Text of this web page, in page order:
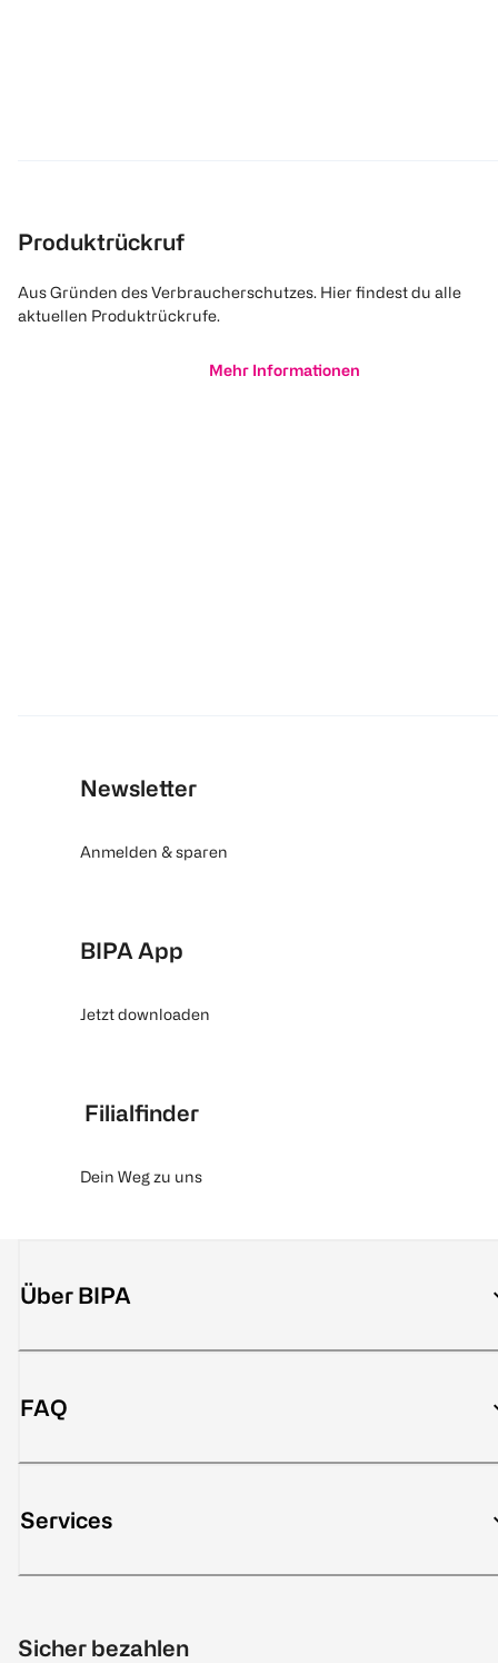
Produktrückruf
Aus Gründen des Verbraucherschutzes. Hier findest du alle
aktuellen Produktrückrufe.
Mehr Informationen
Newsletter
Anmelden & sparen
BIPA App
Jetzt downloaden
Filialfinder
Dein Weg zu uns
Über BIPA
FAQ
Services
Sicher bezahlen